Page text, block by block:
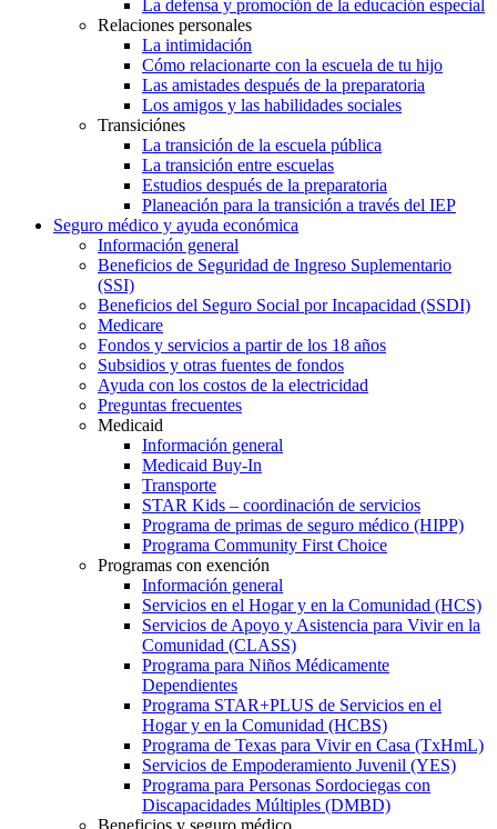
La defensa y promoción de la educación especial
Relaciones personales
La intimidación
Cómo relacionarte con la escuela de tu hijo
Las amistades después de la preparatoria
Los amigos y las habilidades sociales
Transiciónes
La transición de la escuela pública
La transición entre escuelas
Estudios después de la preparatoria
Planeación para la transición a través del IEP
Seguro médico y ayuda económica
Información general
Beneficios de Seguridad de Ingreso Suplementario
(SSI)
Beneficios del Seguro Social por Incapacidad (SSDI)
Medicare
Fondos y servicios a partir de los 18 años
Subsidios y otras fuentes de fondos
Ayuda con los costos de la electricidad
Preguntas frecuentes
Medicaid
Información general
Medicaid Buy-In
Transporte
STAR Kids – coordinación de servicios
Programa de primas de seguro médico (HIPP)
Programa Community First Choice
Programas con exención
Información general
Servicios en el Hogar y en la Comunidad (HCS)
Servicios de Apoyo y Asistencia para Vivir en la
Comunidad (CLASS)
Programa para Niños Médicamente
Dependientes
Programa STAR+PLUS de Servicios en el
Hogar y en la Comunidad (HCBS)
Programa de Texas para Vivir en Casa (TxHmL)
Servicios de Empoderamiento Juvenil (YES)
Programa para Personas Sordociegas con
Discapacidades Múltiples (DMBD)
Beneficios y seguro médico